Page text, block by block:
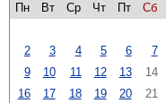
Пн
Вт Ср Чт Пт Сб
2
3 4 5 6 7
9
10 11 12 13 14
16
17 18 19 20 21